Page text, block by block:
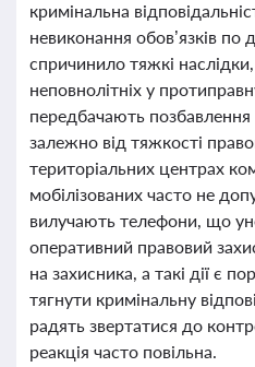
кримінальна
невиконання обов’язків
спричинило тяжкі
неповнолітніх у
передбачають позбавлення
залежно від тяжкості
територіальних центрах
мобілізованих часто не
вилучають телефони, що
оперативний правовий
на захисника, а такі дії є
тягнути кримінальну
радять звертатися до
реакція часто повільна.